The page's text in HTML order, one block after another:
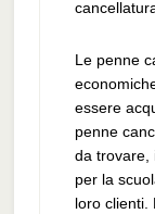
Le penne
essere
penne
da trovare,
per la
loro clienti.